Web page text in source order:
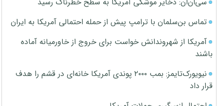
تماس بن‌سلمان با ترامپ پیش از حمله احتمالی آمریکا به ایران
آمریکا از شهروندانش خواست برای خروج از خاورمیانه آماده
باشند
نیویورک‌تایمز: بمب ۲۰۰۰ پوندی آمریکا خانه‌ای در قشم را هدف
قرار داد